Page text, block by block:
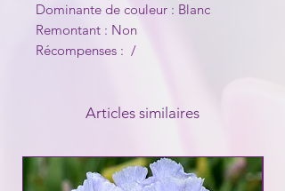
Dominante de couleur : Blanc
Remontant : Non
Récompenses : /
Articles similaires